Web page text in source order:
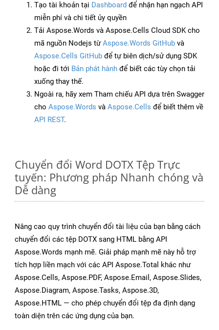
Tạo tài khoản tại Dashboard để nhận hạn ngạch API
miễn phí và chi tiết ủy quyền
Tải Aspose.Words và Aspose.Cells Cloud SDK cho
mã nguồn Nodejs từAspose.Words GitHub và
Aspose.Cells GitHub để tự biên dịch/sử dụng SDK
hoặc đi tới Bản phát hành để biết các tùy chọn tải
xuống thay thế.
Ngoài ra, hãy xem Tham chiếu API dựa trên Swagger
cho Aspose.Words và Aspose.Cells để biết thêm về
API REST.
Chuyển đổi Word DOTX Tệp Trực
tuyến: Phương pháp Nhanh chóng và
Dễ dàng
Nâng cao quy trình chuyển đổi tài liệu của bạn bằng cách
chuyển đổi các tệp DOTX sang HTML bằng API
Aspose.Words mạnh mẽ. Giải pháp mạnh mẽ này hỗ trợ
tích hợp liền mạch với các API Aspose.Total khác như
Aspose.Cells, Aspose.PDF, Aspose.Email, Aspose.Slides,
Aspose.Diagram, Aspose.Tasks, Aspose.3D,
Aspose.HTML — cho phép chuyển đổi tệp đa định dạng
toàn diện trên các ứng dụng của bạn.